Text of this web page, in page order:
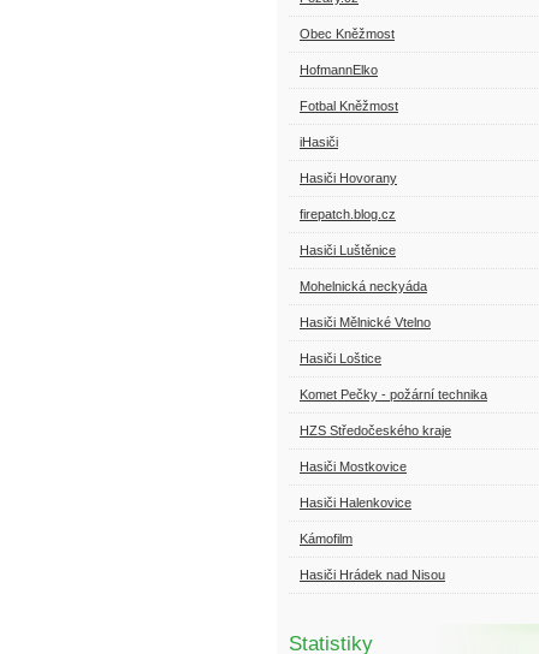
Obec Kněžmost
HofmannElko
Fotbal Kněžmost
iHasiči
Hasiči Hovorany
firepatch.blog.cz
Hasiči Luštěnice
Mohelnická neckyáda
Hasiči Mělnické Vtelno
Hasiči Loštice
Komet Pečky - požární technika
HZS Středočeského kraje
Hasiči Mostkovice
Hasiči Halenkovice
Kámofilm
Hasiči Hrádek nad Nisou
Statistiky